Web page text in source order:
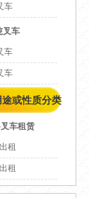
车
叉车
车
车
或性质分类
车租赁
租
租